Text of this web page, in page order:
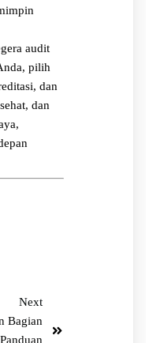
audit
pilih
dan
dan
Next
Bagian